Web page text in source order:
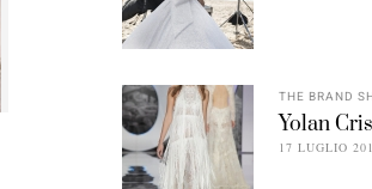
THE BRAND
Yolan Cris
17 LUGLIO